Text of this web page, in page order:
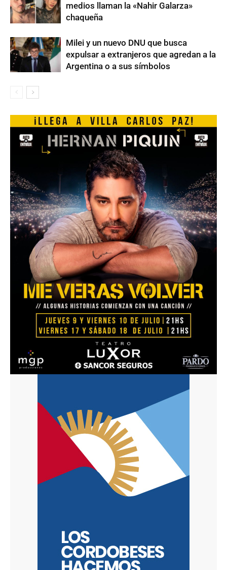
medios llaman la «Nahir Galarza»
chaqueña
Milei y un nuevo DNU que busca
expulsar a extranjeros que agredan a la
Argentina o a sus símbolos